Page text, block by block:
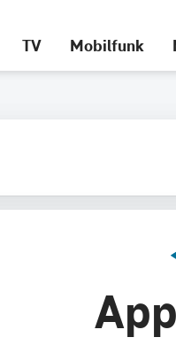
TV Mobilfunk